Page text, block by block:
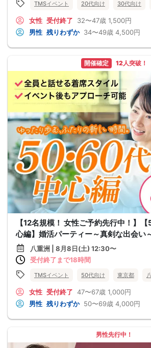
TMSイベント 20代向け 30代向け
女性 受付終了 32〜47歳 1,500円
男性 残りわずか 34〜49歳 4,500円
開催確定 12人突破！
【12名規模！ 女性ご予約先行中！】
心編】婚活パーティー～真剣な出会い
八重洲 | 8月8日(土) 12:30〜
受付終了まで18時間
TMSイベント 50代向け 東京都
女性 受付終了 47〜67歳 1,000円
男性 残りわずか 50〜69歳 4,000円
男性先行中！